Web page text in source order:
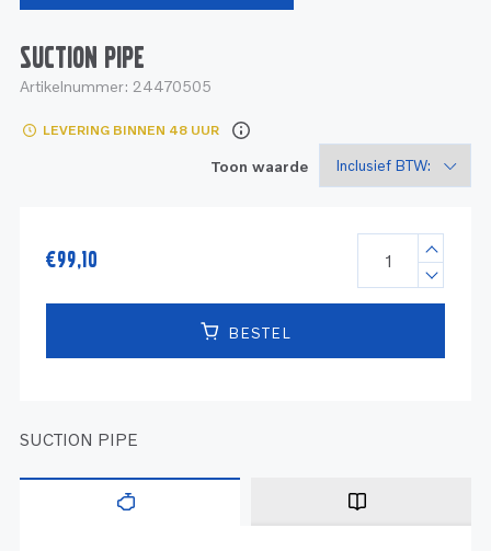
Service
Motoren
Reman - Bedrijfsvaart
SUCTION PIPE
Artikelnummer: 24470505
LEVERING BINNEN 48 UUR
Toon waarde
€99,10
BESTEL
SUCTION PIPE